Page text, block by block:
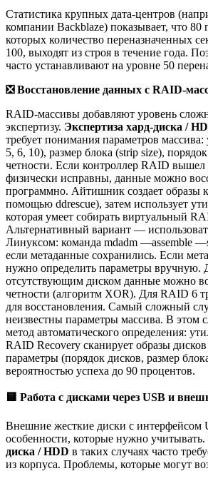
Статистика крупных дата-центров
компании Backblaze) показывает, что 80
которых количество переназначенных
100, выходят из строя в течение года.
часто устанавливают на уровне 50
❎ Восстановление данных с RAID-
RAID-массивы добавляют уровень
экспертизу. Экспертиза хард-диска /
требует понимания параметров
5, 6, 10), размер блока (strip size),
четности. Если контроллер RAID вышел
физически исправны, данные можно
программно. Айтишник создает образы
помощью ddrescue), затем использует
которая умеет собирать виртуальный
Альтернативный вариант —
Линуксом: команда mdadm —assemble
если метаданные сохранились. Если
нужно определить параметры вручную.
отсутствующим диском данные можно
четности (алгоритм XOR). Для RAID 6
для восстановления. Самый сложный
неизвестны параметры массива. В этом
метод автоматического определения:
RAID Recovery сканирует образы
параметры (порядок дисков, размер
вероятностью успеха до 90 процентов.
🟨 Работа с дисками через USB и
Внешние жесткие диски с интерфейсом
особенности, которые нужно учитывать.
диска / HDD в таких случаях часто
из корпуса. Проблемы, которые могут